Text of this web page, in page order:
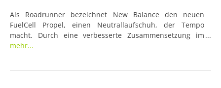
Als Roadrunner bezeichnet New Balance den neuen
FuelCell Propel, einen Neutrallaufschuh, der Tempo
macht. Durch eine verbesserte Zusammensetzung im
Material habe das Modell einen höheren Rückprall und
mehr...